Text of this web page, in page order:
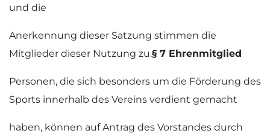
und die
Anerkennung dieser Satzung stimmen die
Mitglieder dieser Nutzung zu.§ 7 Ehrenmitglied
Personen, die sich besonders um die Förderung des
Sports innerhalb des Vereins verdient gemacht
haben, können auf Antrag des Vorstandes durch